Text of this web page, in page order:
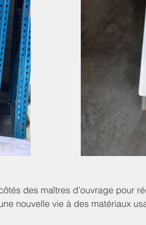
des maîtres d’ouvrage pour
nouvelle vie à des matériaux